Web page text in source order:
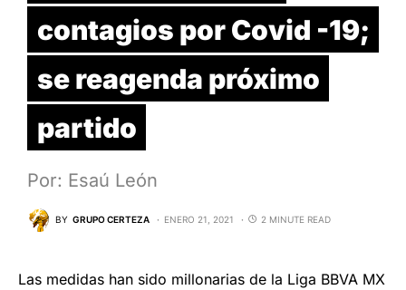
contagios por Covid -19;
se reagenda próximo
partido
Por: Esaú León
BY GRUPO CERTEZA ENERO 21, 2021 2 MINUTE READ
Las medidas han sido millonarias de la Liga BBVA MX